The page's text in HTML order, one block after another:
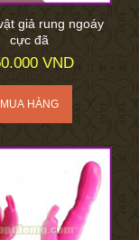
giả rung ngoáy
cực đã
VND